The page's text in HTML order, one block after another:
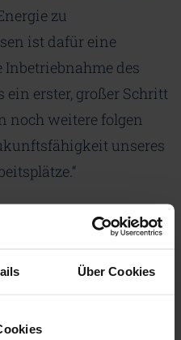
Über Cookies
zu
ist dafür eine
Inbetriebnahme des
erster, großer Schritt
noch weitere folgen
unseres
werden wir stationäre
die fluktuierende
Außerdem liegt
erneuerbarer